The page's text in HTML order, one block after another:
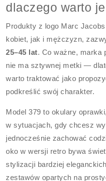
dlaczego warto
Produkty z logo Marc
kobiet, jak i mężczyzn,
25–45 lat. Co ważne, marka
nie ma sztywnej metki —
warto traktować jako
podkreślić swój charakter.
Model 379 to okulary
w sytuacjach, gdy chcesz
jednocześnie zachować
oko w wersji retro bywa
stylizacji bardziej
zestawów opartych na